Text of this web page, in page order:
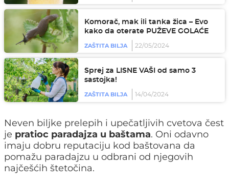
Komorač, mak ili tanka žica – Evo
kako da oterate PUŽEVE GOLAĆE
ZAŠTITA BILJA 22/05/2024
Sprej za LISNE VAŠI od samo 3
sastojka!
ZAŠTITA BILJA 14/04/2024
Neven biljke prelepih i upečatljivih cvetova čest
je pratioc paradajza u baštama. Oni odavno
imaju dobru reputaciju kod baštovana da
pomažu paradajzu u odbrani od njegovih
najčešćih štetočina.